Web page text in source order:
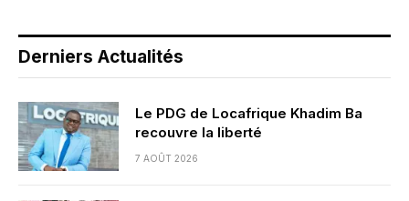
Derniers Actualités
Le PDG de Locafrique Khadim Ba
recouvre la liberté
7 AOÛT 2026